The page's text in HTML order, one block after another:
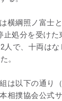
横綱照ノ富士
止処分を受け
2人で、十両は
。
は以下の通り
相撲協会公式